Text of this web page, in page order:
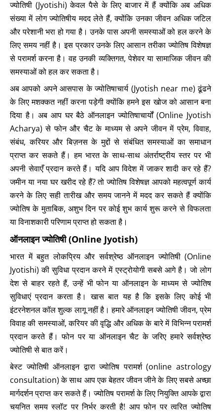
ज्योतिषी (Jyotishi) केवल पैसे के लिए बाजार में हैं क्योंकि अब अधिक
संख्या में लोग ज्योतिषीय मदद लेते हैं, क्योंकि उनका जीवन अधिक जटिल
और परेशानी भरा हो गया है। उनके पास अपनी समस्याओं को हल करने के
लिए समय नहीं है। इस प्रकार उनके लिए आसान तरीका ज्योतिष विशेषज्ञ
से परामर्श करना है। वह उनकी व्यक्तिगत, पेशेवर या सामाजिक जीवन की
समस्याओं को हल कर सकता है।
अब आपको अपने आसपास के ज्योतिषाचार्य (Jyotish near me) ढूंढने
के लिए मशक्कत नहीं करना पड़ेगी क्योंकि हमने इस खोज को आसान बना
दिया है। अब आप घर बैठे ऑनलाइन ज्योतिषाचार्यों (Online Jyotish
Acharya) से फोन और चैट के माध्यम से अपने जीवन में प्रेम, विवाह,
संबंध, करियर और बिज़नस के मुद्दों से संबंधित समस्याओं का समाधान
प्राप्त कर सकते हैं। हम भारत के साथ-साथ अंतर्राष्ट्रीय स्तर पर भी
अपनी सेवाएँ प्रदान करते हैं। यदि आप विदेश में जाकर शादी कर रहे हैं?
जमीन या नया घर खरीद रहे हैं? तो ज्योतिष विशेषज्ञ आपको महत्वपूर्ण कार्य
करने के लिए सही तारीख और समय जानने में मदद कर सकते हैं क्योंकि
ज्योतिष के मुताबिक, अशुभ दिन पर कोई शुभ कार्य शुरू करने से विफलता
या विनाशकारी परिणाम प्राप्त हो सकता है।
ऑनलाइन ज्योतिषी (Online Jyotish)
भारत में बहुत लोकप्रिय और सर्वश्रेष्ठ ऑनलाइन ज्योतिषी (Online
Jyotishi) की सुविधा प्रदान करने में एस्ट्रोयोगी सबसे आगे है। जो लोग
देश से बाहर रहते हैं, उन्हें भी फोन या ऑनलाइन के माध्यम से ज्योतिष
सुविधाएं प्रदान करता है। खास बात यह है कि इसके लिए कोई भी
इंटरनेशनल कॉल शुल्क लागू नहीं है। हमारे ऑनलाइन ज्योतिषी जीवन, प्रेम
विवाह की समस्याओं, करियर की वृद्धि और अधिक के बारे में विभिन्न परामर्श
प्रदान करते हैं। फोन पर या ऑनलाइन चैट के जरिए हमारे सर्वश्रेष्ठ
ज्योतिषी से बात करें।
बेस्ट ज्योतिषी ऑनलाइन द्वारा ज्योतिष परामर्श (online astrology
consultation) के साथ आप एक बेहतर जीवन जीने के लिए सबसे अच्छा
मार्गदर्शन प्राप्त कर सकते हैं। ज्योतिष परामर्श के लिए नियुक्ति आपके द्वारा
चयनित समय स्लॉट पर निर्भर करती है! आप फोन पर त्वरित ज्योतिष